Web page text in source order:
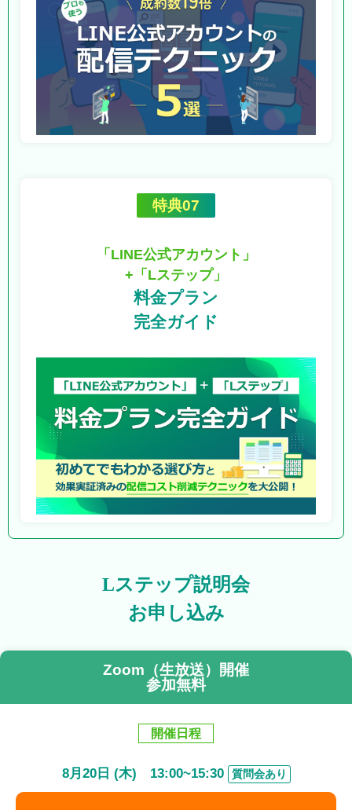
特典07
「LINE公式アカウント」
+「Lステップ」
料金プラン
完全ガイド
Lステップ説明会
お申し込み
Zoom（生放送）開催
参加無料
開催日程
8月 20日 (木) 13:00~15:30 質問会あり